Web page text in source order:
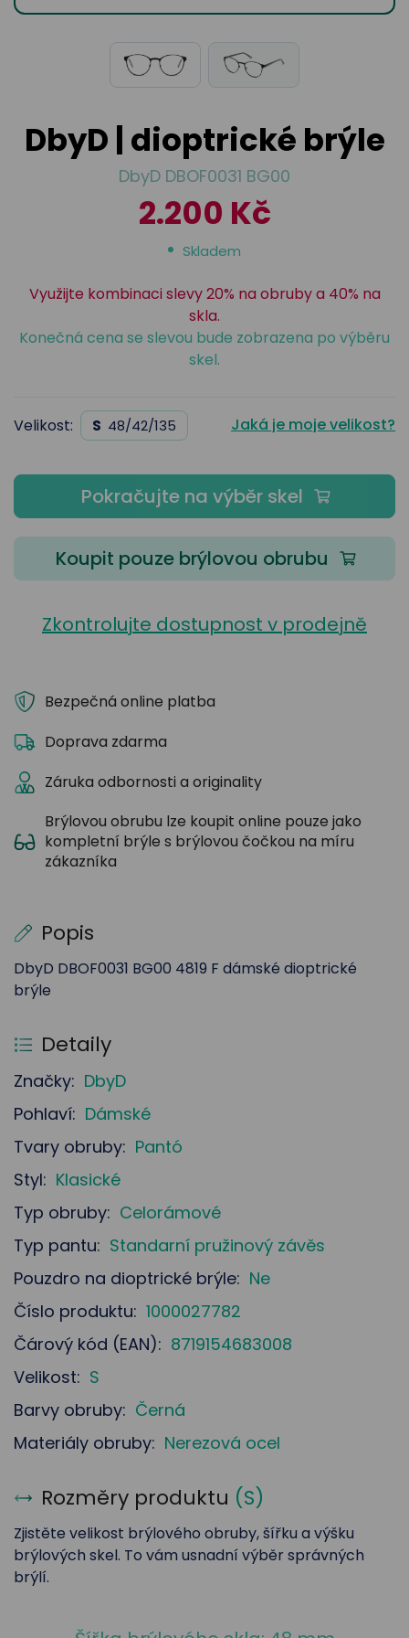
brýle
Popis
DbyD DBOF0031 BG00 4819 F dámské dioptrické
brýle
Detaily
Značky: DbyD
Pohlaví: Dámské
Tvary obruby: Pantó
Styl: Klasické
Typ obruby: Celorámové
Typ pantu: Standarní pružinový závěs
Pouzdro na dioptrické brýle: Ne
Číslo produktu: 1000027782
Čárový kód (EAN): 8719154683008
Velikost: S
Barvy obruby: Černá
Materiály obruby: Nerezová ocel
Rozměry produktu (S)
Zjistěte velikost brýlového obruby, šířku a výšku
brýlových skel. To vám usnadní výběr správných
brýlí.
DbyD | dioptrické brýle
DbyD DBOF0031 BG00
2.200 Kč
Skladem
Využijte kombinaci slevy 20% na obruby a 40% na
skla.
Konečná cena se slevou bude zobrazena po výběru
skel.
Velikost: S 48/42/135 Jaká je moje velikost?
Pokračujte na výběr skel
Koupit pouze brýlovou obrubu
Zkontrolujte dostupnost v prodejně
Bezpečná online platba
Doprava zdarma
Záruka odbornosti a originality
Brýlovou obrubu lze koupit online pouze jako
kompletní brýle s brýlovou čočkou na míru
zákazníka